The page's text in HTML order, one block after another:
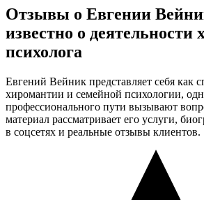
Отзывы о Евгении
известно о деятельности
психолога
Евгений Вейник представляет себя как
хиромантии и семейной психологии,
профессионального пути вызывают
материал рассматривает его услуги,
в соцсетях и реальные отзывы клиентов.